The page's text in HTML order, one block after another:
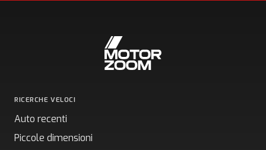
RICERCHE VELOCI
Auto recenti
Piccole dimensioni